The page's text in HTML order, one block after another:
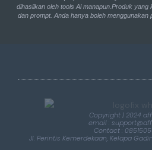
dihasilkan oleh tools Ai manapun.Produk yang
dan prompt. Anda hanya boleh
Copyright | 2024
email :
Contact :
Jl. Perintis Kemerdekaan, Kelapa